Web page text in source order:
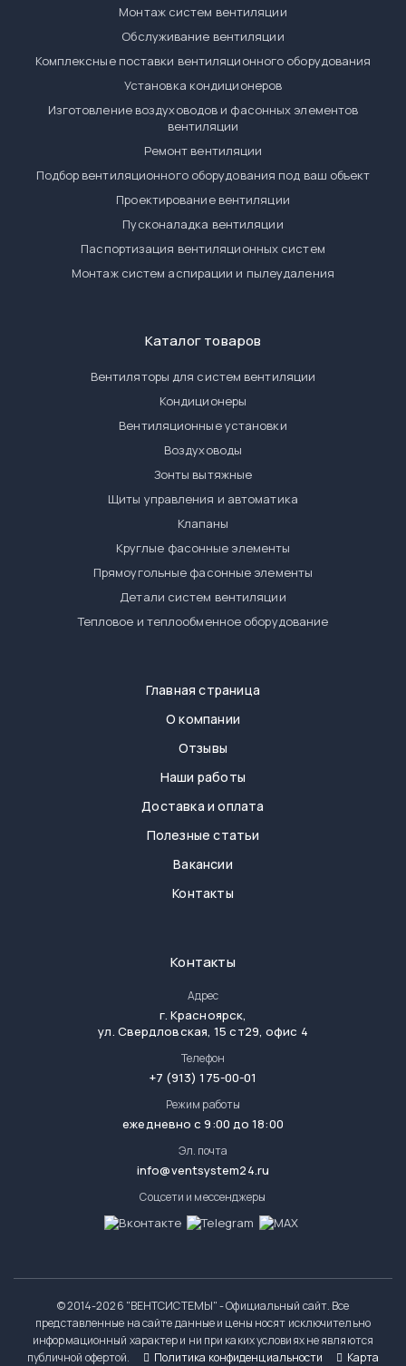
Монтаж систем вентиляции
Обслуживание вентиляции
Комплексные поставки вентиляционного оборудования
Установка кондиционеров
Изготовление воздуховодов и фасонных элементов
вентиляции
Ремонт вентиляции
Подбор вентиляционного оборудования под ваш объект
Проектирование вентиляции
Пусконаладка вентиляции
Паспортизация вентиляционных систем
Монтаж систем аспирации и пылеудаления
Каталог товаров
Вентиляторы для систем вентиляции
Кондиционеры
Вентиляционные установки
Воздуховоды
Зонты вытяжные
Щиты управления и автоматика
Клапаны
Круглые фасонные элементы
Прямоугольные фасонные элементы
Детали систем вентиляции
Тепловое и теплообменное оборудование
Главная страница
О компании
Отзывы
Наши работы
Доставка и оплата
Полезные статьи
Вакансии
Контакты
Контакты
Адрес
г.Красноярск,
ул. Свердловская, 15 ст29, офис 4
Телефон
+7 (913) 175-00-01
Режим работы
ежедневно с 9:00 до 18:00
Эл. почта
info@ventsystem24.ru
Соцсети и мессенджеры
© 2014-2026 "ВЕНТСИСТЕМЫ" - Официальный сайт. Все
представленные на сайте данные и цены носят исключительно
информационный характер и ни при каких условиях не являются
публичной офертой.
Политика конфиденциальности Карта